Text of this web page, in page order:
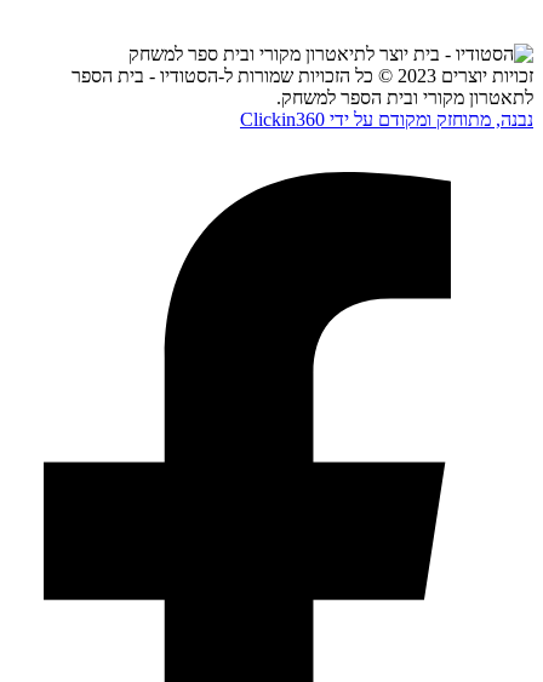
זכויות יוצרים 2023 © כל הזכויות שמורות ל-הסטודיו - בית הספר
לתאטרון מקורי ובית הספר למשחק.
נבנה, מתוחזק ומקודם על ידי Clickin360